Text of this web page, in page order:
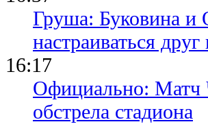
Груша: Буковина и
настраиваться друг
16:17
Официально: Матч
обстрела стадиона